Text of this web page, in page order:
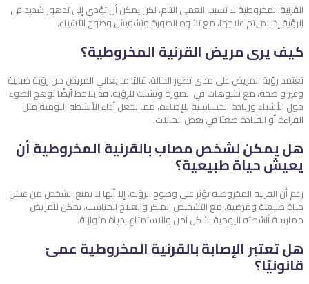
القرنية المخروطية لا تسبب العمى التام، لكن يمكن أن تؤدي إلى تدهور شديد في
الرؤية إذا لم يتم علاجها، مع تشوه الصورة وتشويش وضوح الأشياء.
كيف يرى مريض القرنية المخروطية؟
تعتمد رؤية المريض على مدى تطور الحالة. غالبًا ما يعاني المريض من رؤية ضبابية
وغير واضحة، مع تشوهات في الصورة وتشتت للرؤية. قد يلاحظ أيضًا توَهج الضوء
حول الأشياء وزيادة الحساسية للإضاءة، مما يجعل أداء الأنشطة اليومية مثل
القراءة أو القيادة صعبًا في بعض الحالات.
هل يمكن لشخص مصاب بالقرنية المخروطية أن
يعيش حياة طبيعية؟
رغم أن القرنية المخروطية تؤثر على وضوح الرؤية، إلا أنها لا تمنع الشخص من عيش
حياة طبيعية ومرضية. مع التشخيص المبكر والعلاج المناسب، يمكن للمريض
ممارسة أنشطته اليومية بشكل آمن والاستمتاع بحياة متوازنة.
هل تعتبر الإصابة بالقرنية المخروطية عمىً
قانونيًا؟